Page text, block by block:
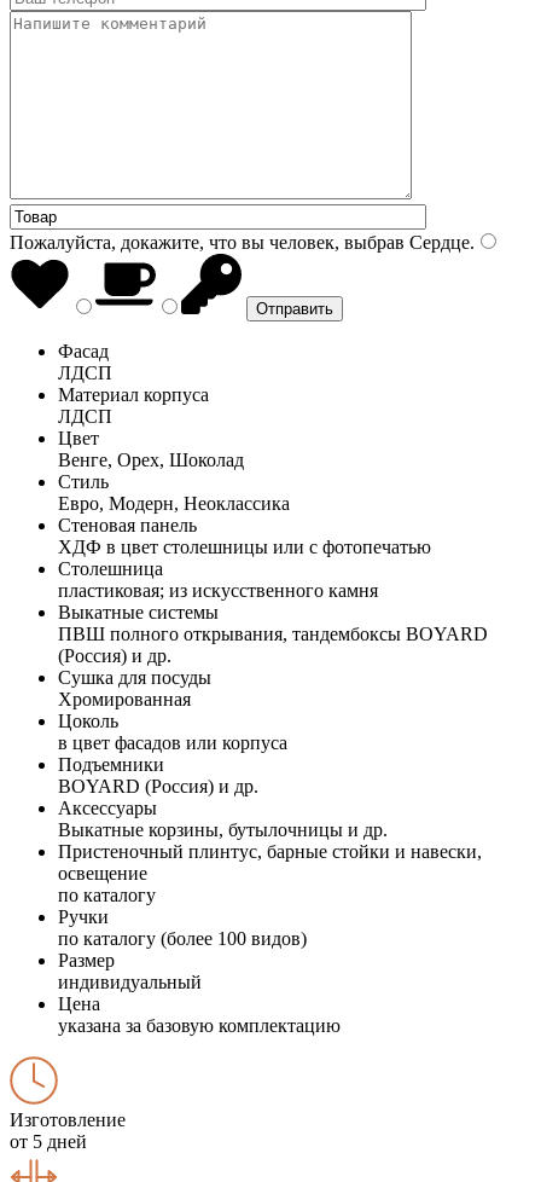
Пожалуйста, докажите, что вы человек, выбрав Сердце.
Фасад
ЛДСП
Материал корпуса
ЛДСП
Цвет
Венге, Орех, Шоколад
Стиль
Евро, Модерн, Неоклассика
Стеновая панель
ХДФ в цвет столешницы или с фотопечатью
Столешница
пластиковая; из искусственного камня
Выкатные системы
ПВШ полного открывания, тандембоксы BOYARD
(Россия) и др.
Сушка для посуды
Хромированная
Цоколь
в цвет фасадов или корпуса
Подъемники
BOYARD (Россия) и др.
Аксессуары
Выкатные корзины, бутылочницы и др.
Пристеночный плинтус, барные стойки и навески,
освещение
по каталогу
Ручки
по каталогу (более 100 видов)
Размер
индивидуальный
Цена
указана за базовую комплектацию
Изготовление
от 5 дней